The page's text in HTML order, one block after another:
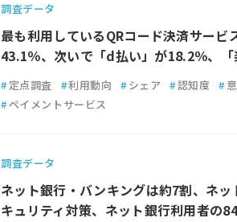
調査データ
最も利用しているQRコード決済サービ
43.1％、次いで「d払い」が18.2％、
# 定点調査 #利用動向 # シェア #認知度 #
#ペイメントサービス
調査データ
ネット銀行・バンキングは約7割、ネ
キュリティ対策、ネット銀行利用者の